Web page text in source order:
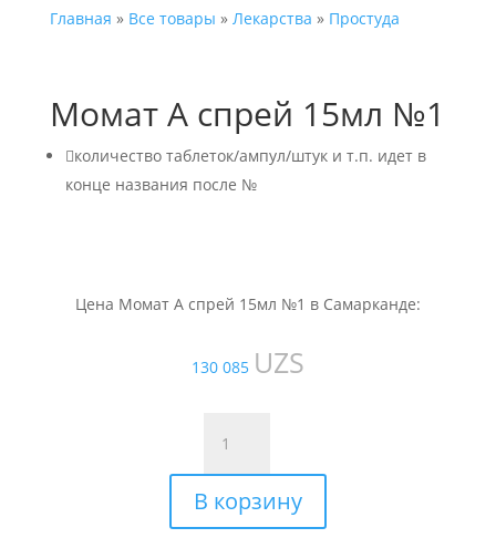
Главная » Все товары » Лекарства » Простуда
Момат А спрей 15мл №1
количество таблеток/ампул/штук и т.п. идет в
конце названия после №
Цена Момат А спрей 15мл №1 в Самарканде:
130 085 UZS
товара
Момат
А
спрей
В корзину